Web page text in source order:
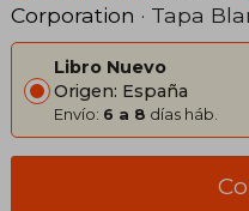
Corporation · Tapa
Libro Nuevo
Origen: España
Envío: 6 a 8 días háb.